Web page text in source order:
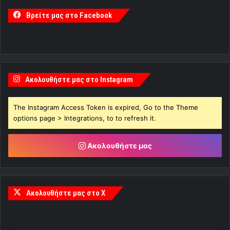
Βρείτε μας στο Facebook
Ακολουθήστε μας στο Instagram
The Instagram Access Token is expired, Go to the Theme
options page > Integrations, to to refresh it.
Ακολουθήστε μας
Ακολουθήστε μας στο X